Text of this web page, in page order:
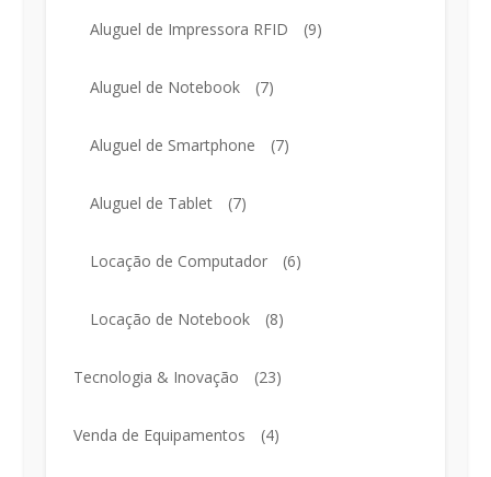
Aluguel de Impressora RFID (9)
Aluguel de Notebook (7)
Aluguel de Smartphone (7)
Aluguel de Tablet (7)
Locação de Computador (6)
Locação de Notebook (8)
Tecnologia & Inovação (23)
Venda de Equipamentos (4)